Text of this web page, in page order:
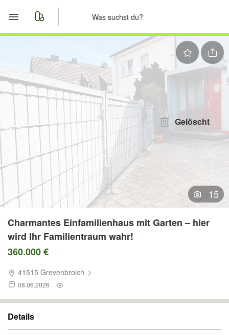
Merkliste
Nachrichten
Anzeige aufgeben
Gelöscht
15
Charmantes Einfamilienhaus mit Garten – hier
wird Ihr Familientraum wahr!
360.000 €
41515 Grevenbroich
08.06.2026
Details